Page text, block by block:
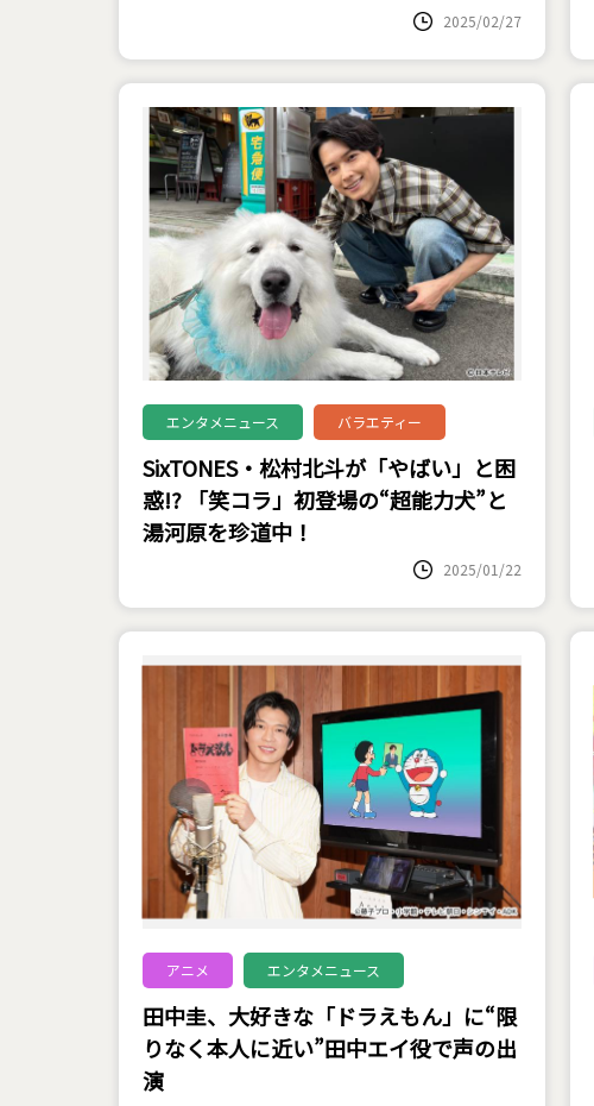
2025/02/27
エンタメニュース バラエティー
SixTONES・松村北斗が「やばい」と困
惑!? 「笑コラ」初登場の“超能力犬”と
湯河原を珍道中！
2025/01/22
アニメ エンタメニュース
田中圭、大好きな「ドラえもん」に“限
りなく本人に近い”田中エイ役で声の出
演